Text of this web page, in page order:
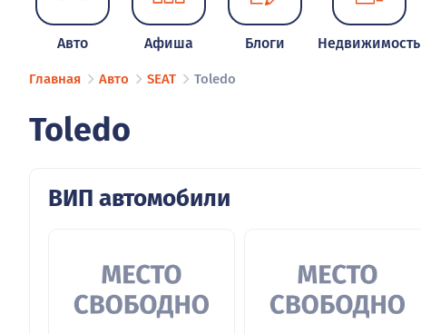
Авто Афиша Блоги Недвижимость
Главная Авто SEAT Toledo
Toledo
ВИП автомобили